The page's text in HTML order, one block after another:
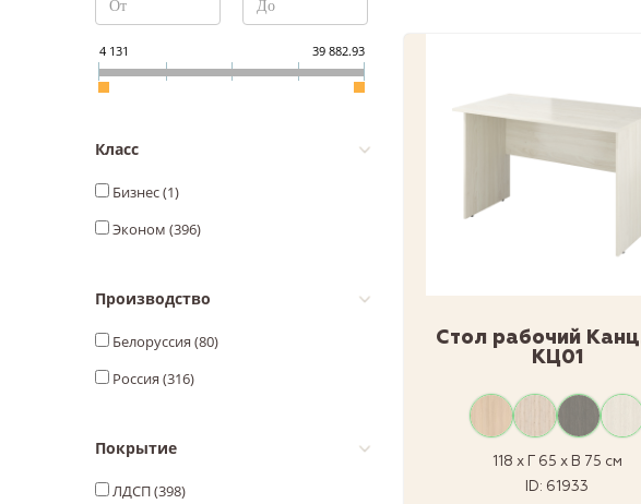
4 131 39 882.93
Класс
Бизнес (1)
Эконом (396)
Производство
Белоруссия (80)
Россия (316)
Покрытие
ЛДСП (398)
Стол рабочий
КЦ01
118 x Г 65 x В 75 см
ID: 61933